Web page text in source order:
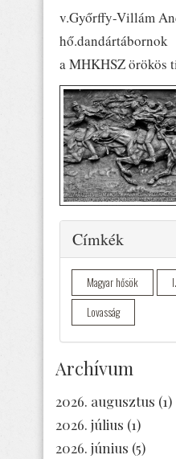
v.Győrffy-Villám
hő.dandártábornok
a MHKHSZ örökös
Elrejtés
Címkék
Magyar hősök
Lovasság
Archívum
2026. augusztus (1)
2026. július (1)
2026. június (5)